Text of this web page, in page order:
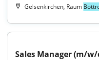
Gelsenkirchen, Raum
Sales Manager (m/